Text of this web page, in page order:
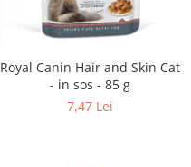
Royal Canin Hair and Skin Cat
- in sos - 85 g
7,47 Lei